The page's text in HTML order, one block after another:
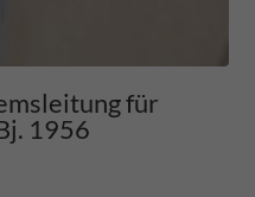
für
1956